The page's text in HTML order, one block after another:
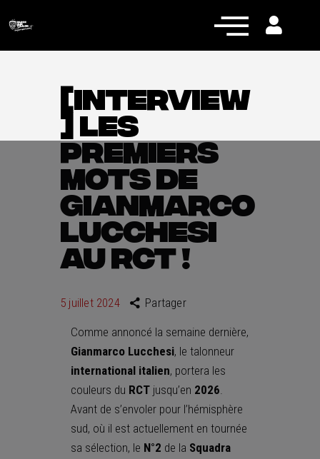
Actualités
Équipe pro
Nos équipes
Fan Zone
RCT Engagé
[INTERVIEW
] LES
PREMIERS
MOTS DE
GIANMARCO
LUCCHESI
AU RCT !
5 juillet 2024 Partager
Comme annoncé la semaine dernière,
Gianmarco Lucchesi, le talonneur
international italien, portera les
couleurs du RCT jusqu’en 2026.
Avant de s’envoler pour l’hémisphère
sud, où il est actuellement en tournée
sa sélection, le N°2 de la Squadra